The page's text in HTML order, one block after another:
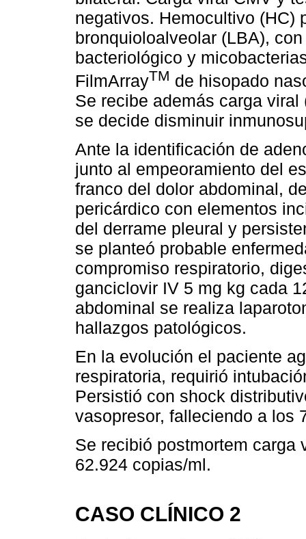
negativos. Hemocultivo (HC)
bronquioloalveolar (LBA),
bacteriológico y
FilmArrayTM de hisopado
Se recibe además carga
se decide disminuir
Ante la identificación de
junto al empeoramiento del
franco del dolor abdominal,
pericárdico con elementos
del derrame pleural y
se planteó probable
compromiso respiratorio,
ganciclovir IV 5 mg kg cada
abdominal se realiza
hallazgos patológicos.
En la evolución el paciente
respiratoria, requirió
Persistió con shock
vasopresor, falleciendo a los
Se recibió postmortem carga
62.924 copias/ml.
CASO CLÍNICO 2